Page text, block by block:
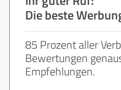
Die beste
85 Prozent aller
Bewertungen
Empfehlungen.